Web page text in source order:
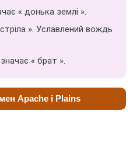
« донька землі ».
». Уславлений вождь
« брат ».
Apache і Plains